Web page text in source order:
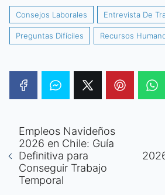
Consejos Laborales Entrevista De
Preguntas Difíciles Recursos
Empleos Navideños
2026 en Chile: Guía
Definitiva para
Conseguir Trabajo
Temporal